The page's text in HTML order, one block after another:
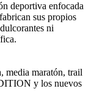
deportiva enfocada
sus propios
ni
media maratón, trail
y los nuevos